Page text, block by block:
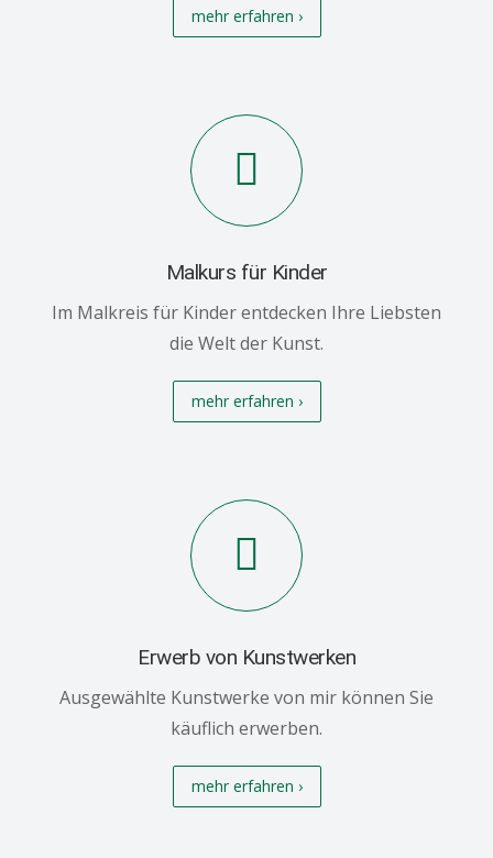
mehr erfahren ›
Malkurs für Kinder
Im Malkreis für Kinder entdecken Ihre Liebsten
die Welt der Kunst.
mehr erfahren ›
Erwerb von Kunstwerken
Ausgewählte Kunstwerke von mir können Sie
käuflich erwerben.
mehr erfahren ›